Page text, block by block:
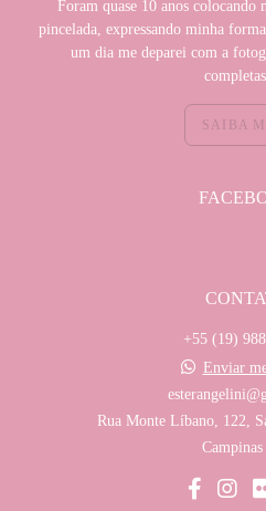
Foram quase 10 anos colocando
pincelada, expressando minha
um dia me deparei com a
SAIBA
+55 (19)
Enviar
Rua Monte Líbano, 122,